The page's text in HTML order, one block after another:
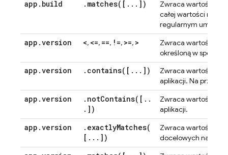
app . build . matches( [ . . . ]) Zwraca wartość
całej wartości
regularnym umieść
app .version <, <=, ==, !=, >=, > Zwraca wartość
określoną w sposób
app .version . contains( [ . . . ]) Zwraca wartość
aplikacji. Na
app .version . notContains( [ . .
. ])
Zwraca wartość
aplikacji.
app .version . exactlyMatches(
[ . . . ])
Zwraca wartość
docelowych na